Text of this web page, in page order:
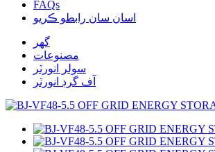
FAQs
اسان سان رابطو ڪريو
گهر
مصنوعات
سولر انورٽر
آف گرڊ انورٽر